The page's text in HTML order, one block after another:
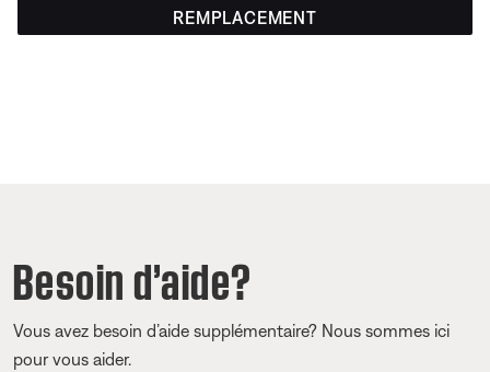
REMPLACEMENT
Besoin d’aide?
Vous avez besoin d’aide supplémentaire? Nous sommes ici
pour vous aider.